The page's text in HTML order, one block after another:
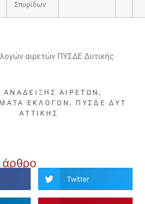
Σπυρίδων
αιρετών ΠΥΣΔΕ Δυτικής
ΑΝΆΔΕΙΞΗΣ ΑΙΡΕΤΏΝ ,
ΕΚΛΟΓΏΝ , ΠΥΣΔΕ ΔΥΤ
ΑΤΤΙΚΉΣ
άρθρο
Twitter